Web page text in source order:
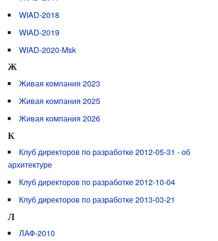
WIAD-2018
WIAD-2019
WIAD-2020-Msk
Ж
Живая компания 2023
Живая компания 2025
Живая компания 2026
К
Клуб директоров по разработке 2012-05-31 - об
архитектуре
Клуб директоров по разработке 2012-10-04
Клуб директоров по разработке 2013-03-21
Л
ЛАФ-2010